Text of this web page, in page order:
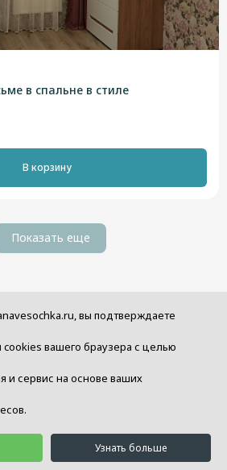
в спальне в стиле
В корзину
Показать еще
консультация
Надыбина. Я один из
— это удобно, просто и
вы подтверждаете
вашего браузера с целью
и сервис на основе ваших
Узнать больше